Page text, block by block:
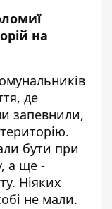
на
де
запевнили,
бути при
а ще -
Ніяких
не мали.